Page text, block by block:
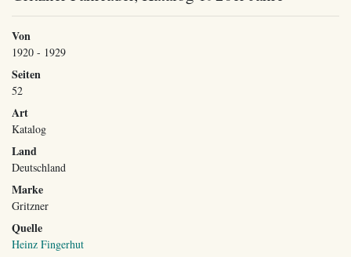
Von
1920 - 1929
Seiten
52
Art
Katalog
Land
Deutschland
Marke
Gritzner
Quelle
Heinz Fingerhut